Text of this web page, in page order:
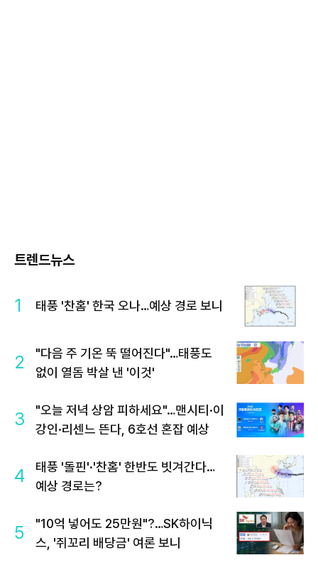
트렌드뉴스
1 태풍 '찬홈' 한국 오나…예상 경로 보니
2
"다음 주 기온 뚝 떨어진다"…태풍도
없이 열돔 박살 낸 '이것'
3
"오늘 저녁 상암 피하세요"…맨시티·이
강인·리센느 뜬다, 6호선 혼잡 예상
4
태풍 '돌핀'·'찬홈' 한반도 빗겨간다…
예상 경로는?
5
"10억 넣어도 25만원"?…SK하이닉
스, '쥐꼬리 배당금' 여론 보니